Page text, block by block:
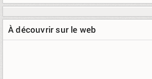
À découvrir sur le web